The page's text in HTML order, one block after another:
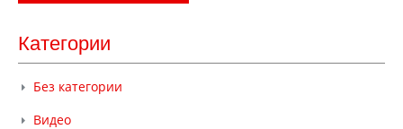
Категории
Без категории
Видео